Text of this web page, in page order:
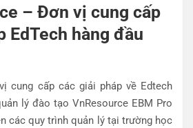
– Đơn vị cung cấp
EdTech hàng đầu
cung cấp các giải pháp về Edtech
lý đào tạo VnResource EBM Pro
các quy trình quản lý tại trường học